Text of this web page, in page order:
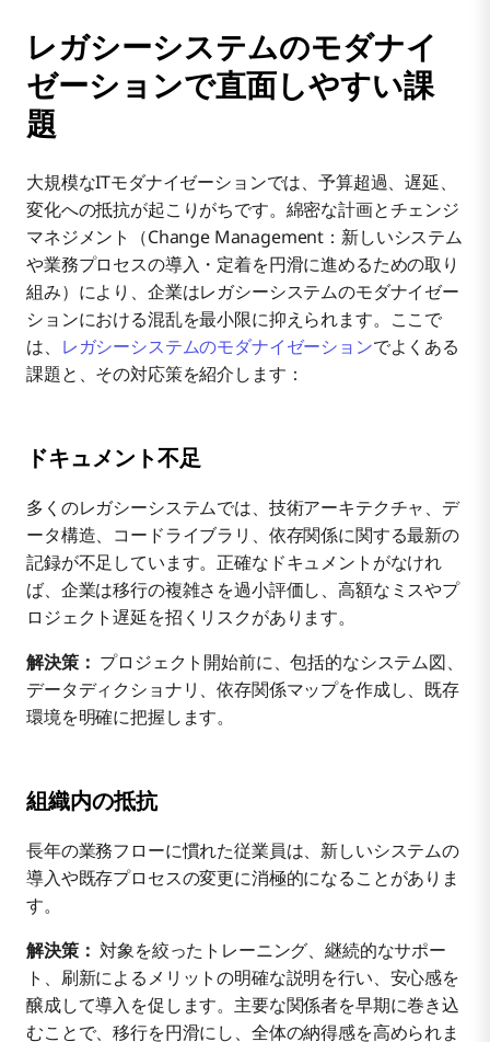
レガシーシステムのモダナイ
ゼーションで直面しやすい課
題
大規模なITモダナイゼーションでは、予算超過、遅延、
変化への抵抗が起こりがちです。綿密な計画とチェンジ
マネジメント（Change Management：新しいシステム
や業務プロセスの導入・定着を円滑に進めるための取り
組み）により、企業はレガシーシステムのモダナイゼー
ションにおける混乱を最小限に抑えられます。ここで
は、
レガシーシステムのモダナイゼーションでよくある
課題と、その対応策を紹介します：
ドキュメント不足
多くのレガシーシステムでは、技術アーキテクチャ、デ
ータ構造、コードライブラリ、依存関係に関する最新の
記録が不足しています。正確なドキュメントがなけれ
ば、企業は移行の複雑さを過小評価し、高額なミスやプ
ロジェクト遅延を招くリスクがあります。
解決策： プロジェクト開始前に、包括的なシステム図、
データディクショナリ、依存関係マップを作成し、既存
環境を明確に把握します。
組織内の抵抗
長年の業務フローに慣れた従業員は、新しいシステムの
導入や既存プロセスの変更に消極的になることがありま
す。
解決策： 対象を絞ったトレーニング、継続的なサポー
ト、刷新によるメリットの明確な説明を行い、安心感を
醸成して導入を促します。主要な関係者を早期に巻き込
むことで、移行を円滑にし、全体の納得感を高められま